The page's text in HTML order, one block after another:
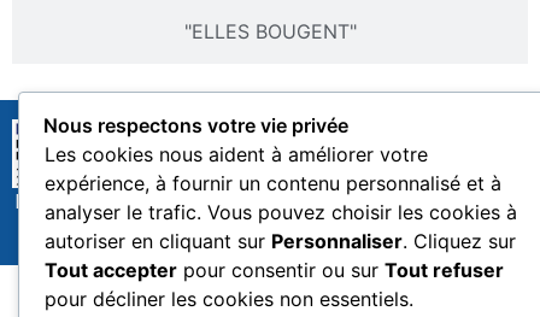
"ELLES BOUGENT"
ECOLE NATIONALE DE L'AVIATION CIVILE - 7 Avenue Edouard Belin
- 31400 Toulouse © ENAC 2026 - Tous droits réservés
Nous respectons votre vie privée
Les cookies nous aident à améliorer votre
expérience, à fournir un contenu personnalisé et à
analyser le trafic. Vous pouvez choisir les cookies à
autoriser en cliquant sur Personnaliser. Cliquez sur
Tout accepter pour consentir ou sur Tout refuser
pour décliner les cookies non essentiels.